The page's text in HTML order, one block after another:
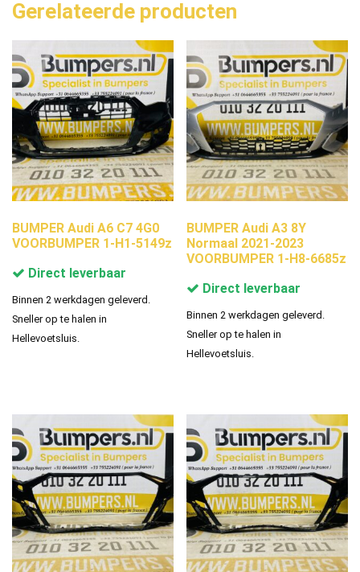
Gerelateerde producten
BUMPER Audi A6 C7 4G0
VOORBUMPER 1-H1-5149z
Direct leverbaar
Binnen 2 werkdagen geleverd.
Sneller op te halen in
Hellevoetsluis.
BUMPER Audi A3 8Y
Normaal 2021-2023
VOORBUMPER 1-H8-6685z
Direct leverbaar
Binnen 2 werkdagen geleverd.
Sneller op te halen in
Hellevoetsluis.